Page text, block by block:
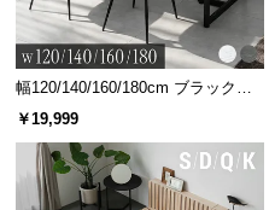
幅120/140/160/180cm ブラックフ
レーム ダイニング 大理石調 4人掛
￥19,999